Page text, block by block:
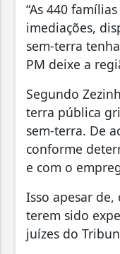
“As 440
imediações,
sem-terra
PM deixe a
Segundo
terra pública
sem-terra. De
conforme
e com o
Isso apesar
terem sido
juízes do